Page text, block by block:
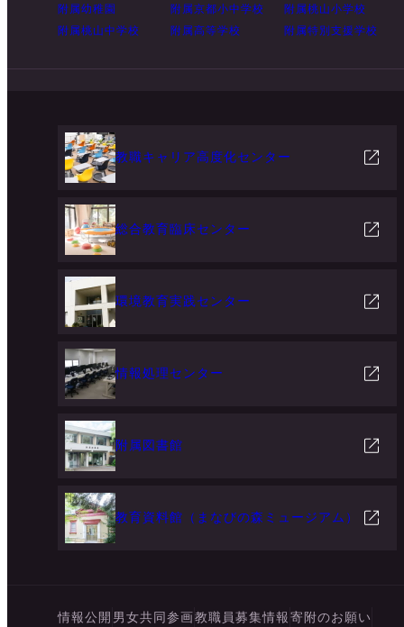
附属幼稚園 附属京都小中学校
附属桃山小学校
附属桃山中学校
附属高等学校 附属特別支援学校
教職キャリア高度化センター
総合教育臨床センター
環境教育実践センター
情報処理センター
附属図書館
教育資料館（まなびの森ミュージアム）
情報公開 男女共同参画教職員募集情報寄附のお願い